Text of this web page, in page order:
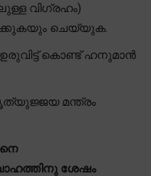
വിഗ്രഹം)
ചെയ്യുക.
കൊണ്ട് ഹനുമാൻ
മന്ത്രം
ശേഷം